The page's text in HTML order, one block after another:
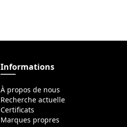
Informations
À propos de nous
Recherche actuelle
Certificats
Marques propres